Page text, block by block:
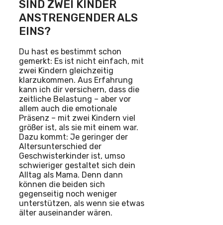
SIND ZWEI KINDER
ANSTRENGENDER ALS
EINS?
Du hast es bestimmt schon
gemerkt: Es ist nicht einfach, mit
zwei Kindern gleichzeitig
klarzukommen. Aus Erfahrung
kann ich dir versichern, dass die
zeitliche Belastung – aber vor
allem auch die emotionale
Präsenz – mit zwei Kindern viel
größer ist, als sie mit einem war.
Dazu kommt: Je geringer der
Altersunterschied der
Geschwisterkinder ist, umso
schwieriger gestaltet sich dein
Alltag als Mama. Denn dann
können die beiden sich
gegenseitig noch weniger
unterstützen, als wenn sie etwas
älter auseinander wären.